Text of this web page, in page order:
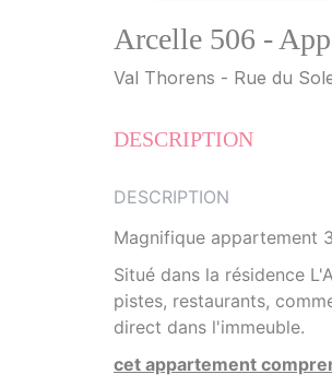
Arcelle 506 -
Val Thorens - Rue du
DESCRIPTION
DESCRIPTION
Magnifique appartement
Situé dans la résidence
pistes, restaurants,
direct dans l'immeuble.
cet appartement